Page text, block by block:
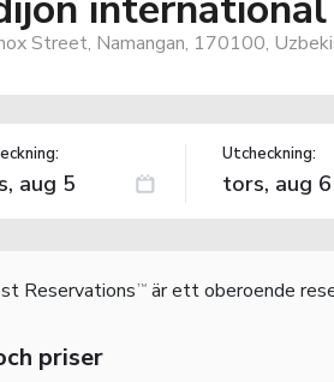
Street, Namangan, 170100,
Utcheckning:
Reservations TM är ett oberoende
priser